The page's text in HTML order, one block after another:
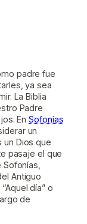
padre fue
ya sea
La Biblia
Padre
EnSofonías
un
un Dios que
pasaje el que
Antiguo
día” o
de